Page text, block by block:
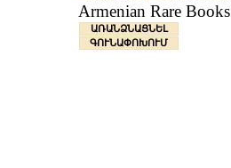
Armenian Rare Books
ԱՌԱՆՁՆԱՑՆԵԼ
ԳՈՒՆԱՓՈԽՈՒՄ